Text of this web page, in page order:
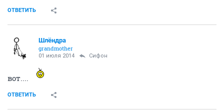
ОТВЕТИТЬ
Шлёндра
grandmother
01 июля 2014 Сифон
вот....
ОТВЕТИТЬ